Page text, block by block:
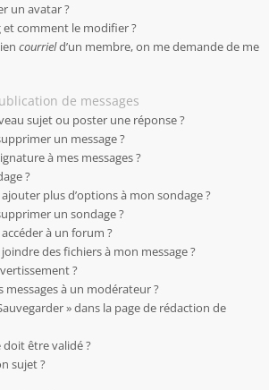
un avatar ?
et comment le modifier ?
courrield’un membre, on me demande de me
de messages
sujet ou poster une réponse ?
un message ?
à mes messages ?
?
plus d’options à mon sondage ?
un sondage ?
à un forum ?
des fichiers à mon message ?
?
à un modérateur ?
» dans la page de rédaction de
être validé ?
sujet ?